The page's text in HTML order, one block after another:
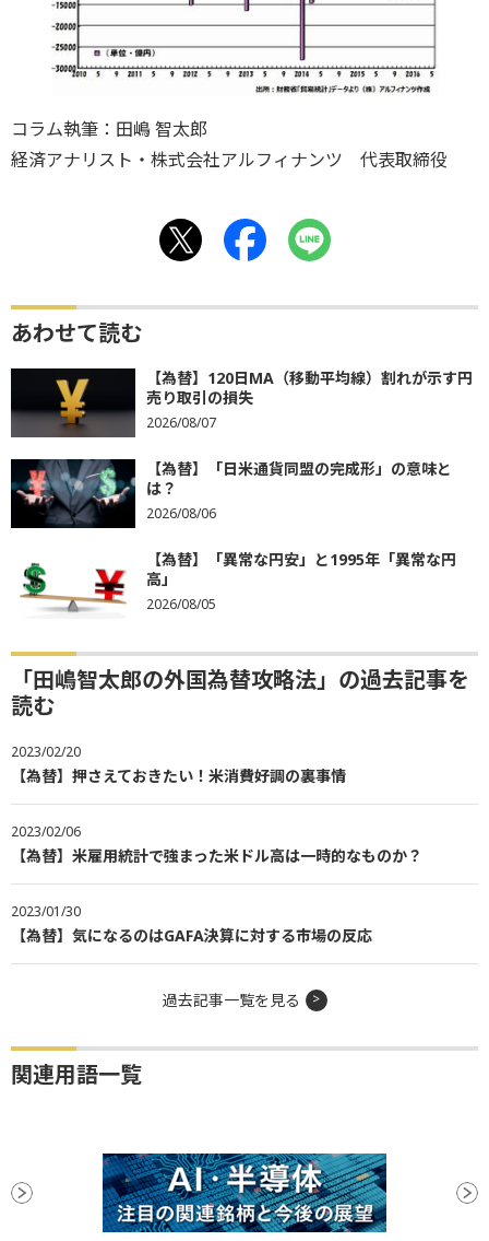
コラム執筆：田嶋 智太郎
経済アナリスト・株式会社アルフィナンツ 代表取締役
あわせて読む
【為替】120日MA（移動平均線）割れが示す円
売り取引の損失
2026/08/07
【為替】「日米通貨同盟の完成形」の意味と
は？
2026/08/06
【為替】「異常な円安」と1995年「異常な円
高」
2026/08/05
「田嶋智太郎の外国為替攻略法」の過去記事を
読む
2023/02/20
【為替】押さえておきたい！米消費好調の裏事情
2023/02/06
【為替】米雇用統計で強まった米ドル高は一時的なものか？
2023/01/30
【為替】気になるのはGAFA決算に対する市場の反応
過去記事一覧を見る
関連用語一覧